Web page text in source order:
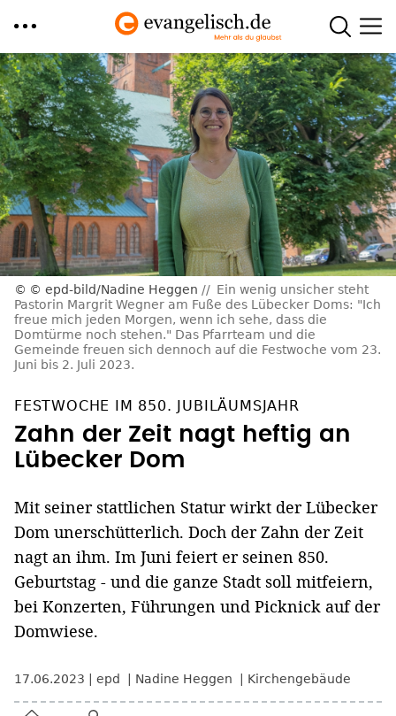
Direkt
zum
Inhalt
© epd-bild/Nadine Heggen
Ein wenig unsicher steht
Pastorin Margrit Wegner am Fuße des Lübecker Doms: "Ich
freue mich jeden Morgen, wenn ich sehe, dass die
Domtürme noch stehen." Das Pfarrteam und die
Gemeinde freuen sich dennoch auf die Festwoche vom 23.
Juni bis 2. Juli 2023.
FESTWOCHE IM 850. JUBILÄUMSJAHR
Zahn der Zeit nagt heftig an
Lübecker Dom
Mit seiner stattlichen Statur wirkt der Lübecker
Dom unerschütterlich. Doch der Zahn der Zeit
nagt an ihm. Im Juni feiert er seinen 850.
Geburtstag - und die ganze Stadt soll mitfeiern,
bei Konzerten, Führungen und Picknick auf der
Domwiese.
17.06.2023 epd Nadine Heggen Kirchengebäude